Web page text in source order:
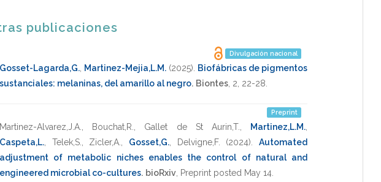
publicaciones
Divulgación nacional
Gosset-Lagarda,G. Martinez-Mejia,L.M. (2025)
Biofábricas de pigmentos
sustanciales: melaninas, del amarillo al negro. Biontes 2 22-28
Preprint
Martinez-Alvarez,J.A. Bouchat,R. Gallet de St Aurin,T. Martinez,L.M.
Caspeta,L.
Telek,S. Zicler,A. Gosset,G. Delvigne,F. (2024) .Automated
adjustment of metabolic niches enables the control of natural and
engineered microbial co-cultures. bioRxiv Preprint posted May 14